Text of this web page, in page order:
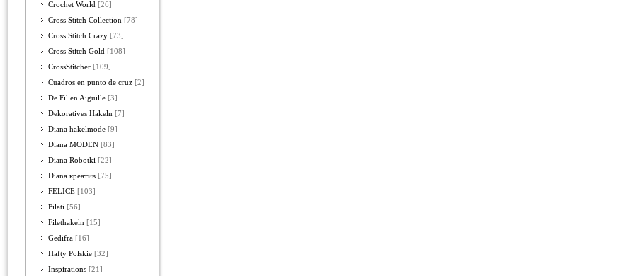
Crochet World [26]
Cross Stitch Collection [78]
Cross Stitch Crazy [73]
Cross Stitch Gold [108]
CrossStitcher [109]
Cuadros en punto de cruz [2]
De Fil en Aiguille [3]
Dekoratives Hakeln [7]
Diana hakelmode [9]
Diana MODEN [83]
Diana Robotki [22]
Diana креатив [75]
FELICE [103]
Filati [56]
Filethakeln [15]
Gedifra [16]
Hafty Polskie [32]
Inspirations [21]